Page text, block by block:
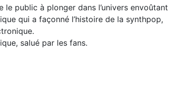
le public à plonger dans l’univers envoûtant
qui a façonné l’histoire de la synthpop,
salué par les fans.